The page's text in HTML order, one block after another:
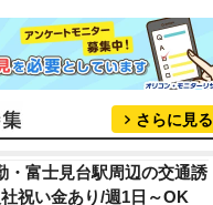
さらに見る
・富士見台駅周辺の交通誘
祝い金あり/週1日～OK